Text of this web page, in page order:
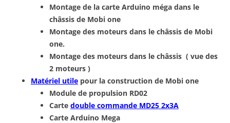
Montage de la carte Arduino méga dans le
châssis de Mobi one
Montage des moteurs dans le châssis de Mobi
one.
Montage des moteurs dans le châssis ( vue des
2 moteurs )
Matériel utile pour la construction de Mobi one
Module de propulsion RD02
Carte double commande MD25 2x3A
Carte Arduino Mega